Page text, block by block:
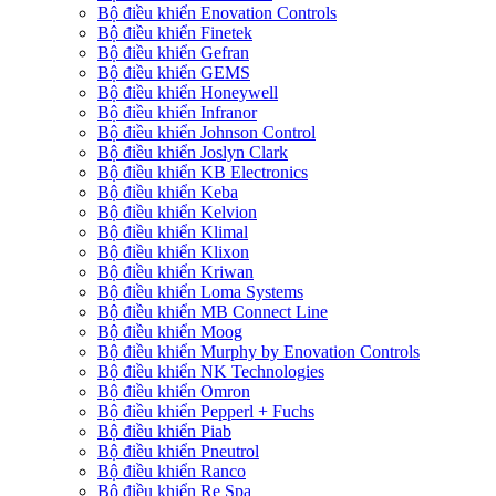
Bộ điều khiển Enovation Controls
Bộ điều khiển Finetek
Bộ điều khiển Gefran
Bộ điều khiển GEMS
Bộ điều khiển Honeywell
Bộ điều khiển Infranor
Bộ điều khiển Johnson Control
Bộ điều khiển Joslyn Clark
Bộ điều khiển KB Electronics
Bộ điều khiển Keba
Bộ điều khiển Kelvion
Bộ điều khiển Klimal
Bộ điều khiển Klixon
Bộ điều khiển Kriwan
Bộ điều khiển Loma Systems
Bộ điều khiển MB Connect Line
Bộ điều khiển Moog
Bộ điều khiển Murphy by Enovation Controls
Bộ điều khiển NK Technologies
Bộ điều khiển Omron
Bộ điều khiển Pepperl + Fuchs
Bộ điều khiển Piab
Bộ điều khiển Pneutrol
Bộ điều khiển Ranco
Bộ điều khiển Re Spa